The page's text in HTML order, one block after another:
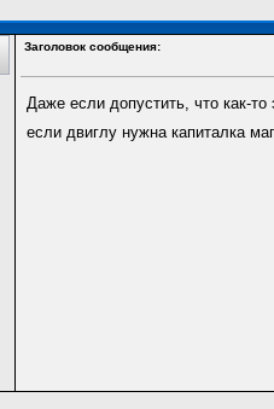
Заголовок сообщения:
Даже если допустить, что как-
если двиглу нужна капиталка